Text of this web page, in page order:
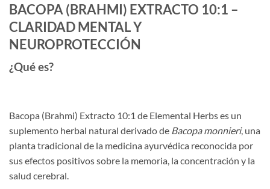
BACOPA (BRAHMI) EXTRACTO 10:1 –
CLARIDAD MENTAL Y
NEUROPROTECCIÓN
¿Qué es?
Bacopa (Brahmi) Extracto 10:1 de Elemental Herbs es un
suplemento herbal natural derivado de Bacopa monnieri, una
planta tradicional de la medicina ayurvédica reconocida por
sus efectos positivos sobre la memoria, la concentración y la
salud cerebral.